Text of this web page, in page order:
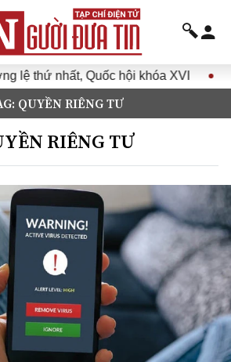
khóa XVI Đưa Nghị quyết Đại
QUYỀN RIÊNG TƯ
RIÊNG TƯ